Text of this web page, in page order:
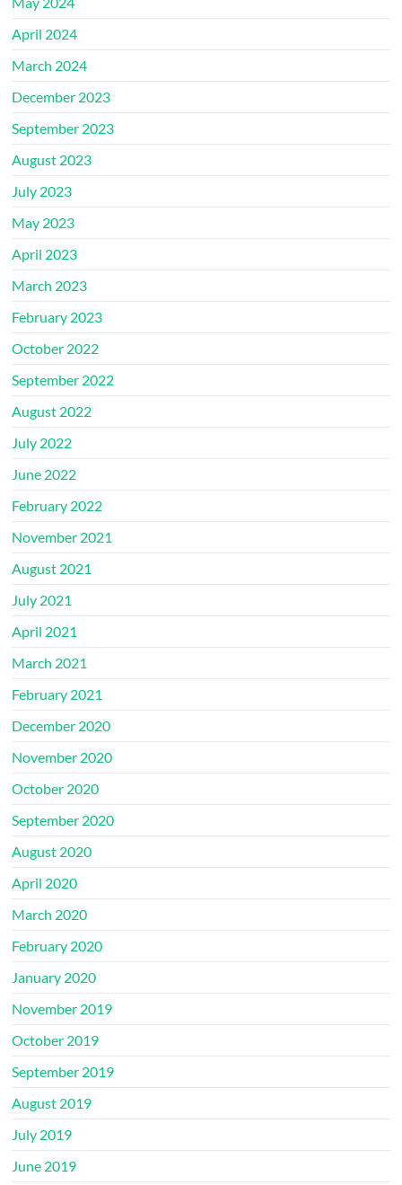
April 2024
March 2024
December 2023
September 2023
August 2023
July 2023
May 2023
April 2023
March 2023
February 2023
October 2022
September 2022
August 2022
July 2022
June 2022
February 2022
November 2021
August 2021
July 2021
April 2021
March 2021
February 2021
December 2020
November 2020
October 2020
September 2020
August 2020
April 2020
March 2020
February 2020
January 2020
November 2019
October 2019
September 2019
August 2019
July 2019
June 2019